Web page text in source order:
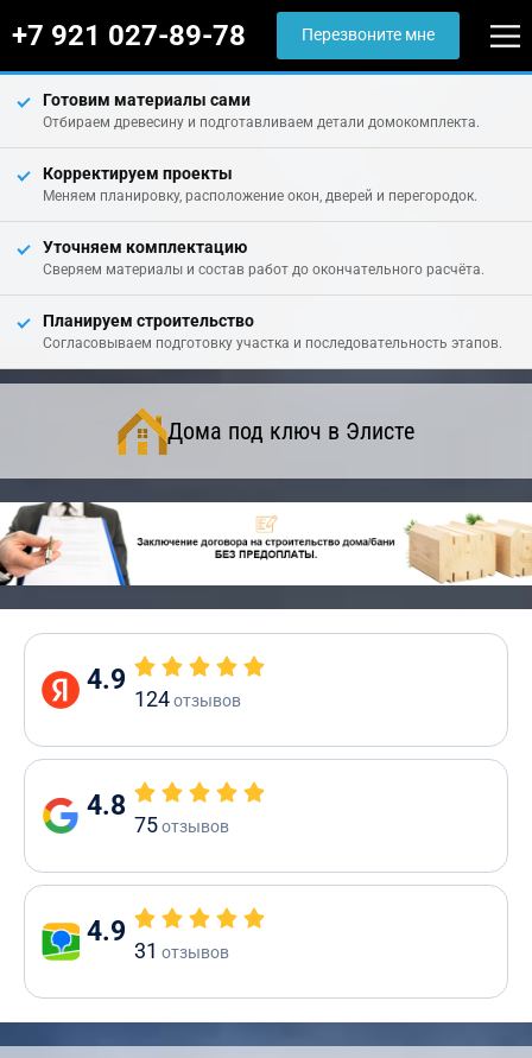
+7 921 027-89-78 Перезвоните мне
Готовим материалы сами
Отбираем древесину и подготавливаем детали домокомплекта.
Корректируем проекты
Меняем планировку, расположение окон, дверей и перегородок.
Уточняем комплектацию
Сверяем материалы и состав работ до окончательного расчёта.
Планируем строительство
Согласовываем подготовку участка и последовательность этапов.
Дома под ключ в Элисте
4.9
124отзывов
4.8
75отзывов
4.9
31 отзывов